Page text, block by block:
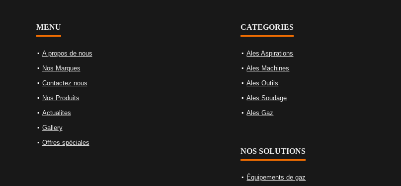
MENU
A propos de nous
Nos Marques
Contactez nous
Nos Produits
Actualites
Gallery
Offres spéciales
CATEGORIES
Ales Aspirations
Ales Machines
Ales Outils
Ales Soudage
Ales Gaz
NOS SOLUTIONS
Équipements de gaz